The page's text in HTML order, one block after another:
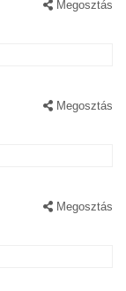
Megosztás
Megosztás
Megosztás